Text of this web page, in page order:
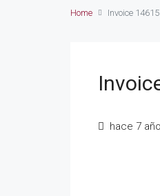
Home Invoice 14615
hace 7